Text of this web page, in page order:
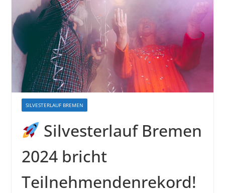
SILVESTERLAUF BREMEN
Silvesterlauf Bremen
2024 bricht
Teilnehmendenrekord!